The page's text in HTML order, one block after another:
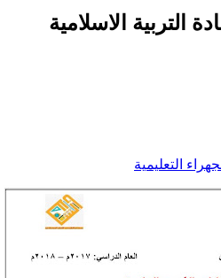
الاسلامية
التعليمية